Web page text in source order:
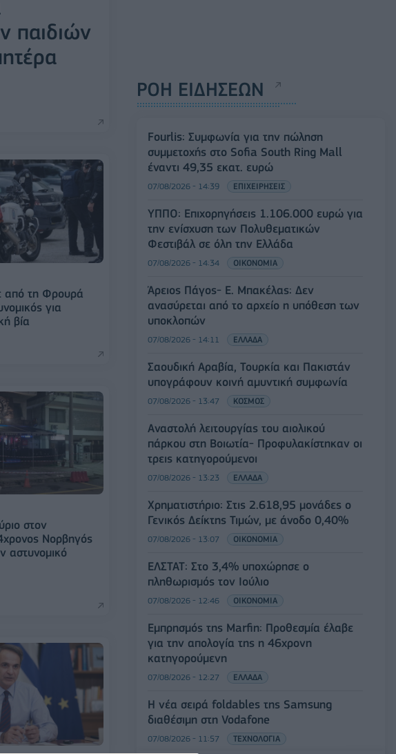
παιδιών
από τη Φρουρά
για
βία
στον
Νορβηγός
αστυνομικό
ΡΟΗ ΕΙΔΗΣΕΩΝ
Fourlis: Συμφωνία για την πώληση
συμμετοχής στο Sofia South Ring Mall
έναντι 49,35 εκατ. ευρώ
07/08/2026 - 14:39 ΕΠΙΧΕΙΡΗΣΕΙΣ
ΥΠΠΟ: Επιχορηγήσεις 1.106.000 ευρώ για
την ενίσχυση των Πολυθεματικών
Φεστιβάλ σε όλη την Ελλάδα
07/08/2026 - 14:34 ΟΙΚΟΝΟΜΙΑ
Άρειος Πάγος- Ε. Μπακέλας: Δεν
ανασύρεται από το αρχείο η υπόθεση των
υποκλοπών
07/08/2026 - 14:11 ΕΛΛΑΔΑ
Σαουδική Αραβία, Τουρκία και Πακιστάν
υπογράφουν κοινή αμυντική συμφωνία
07/08/2026 - 13:47 ΚΟΣΜΟΣ
Αναστολή λειτουργίας του αιολικού
πάρκου στη Βοιωτία- Προφυλακίστηκαν οι
τρεις κατηγορούμενοι
07/08/2026 - 13:23 ΕΛΛΑΔΑ
Χρηματιστήριο: Στις 2.618,95 μονάδες ο
Γενικός Δείκτης Τιμών, με άνοδο 0,40%
07/08/2026 - 13:07 ΟΙΚΟΝΟΜΙΑ
ΕΛΣΤΑΤ: Στο 3,4% υποχώρησε ο
πληθωρισμός τον Ιούλιο
07/08/2026 - 12:46 ΟΙΚΟΝΟΜΙΑ
Εμπρησμός της Marfin: Προθεσμία έλαβε
για την απολογία της η 46χρονη
κατηγορούμενη
07/08/2026 - 12:27 ΕΛΛΑΔΑ
Η νέα σειρά foldables της Samsung
διαθέσιμη στη Vodafone
07/08/2026 - 11:57 ΤΕΧΝΟΛΟΓΙΑ